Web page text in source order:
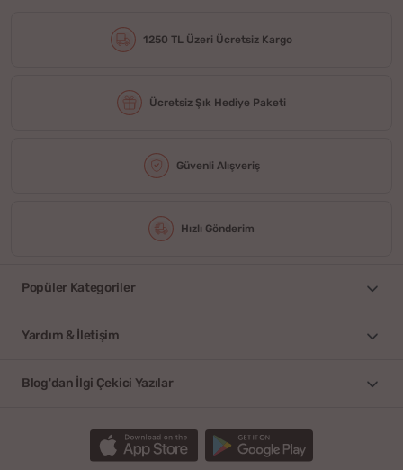
1250 TL Üzeri Ücretsiz Kargo
Ücretsiz Şık Hediye Paketi
Güvenli Alışveriş
Hızlı Gönderim
Popüler Kategoriler
Yardım & İletişim
Blog'dan İlgi Çekici Yazılar